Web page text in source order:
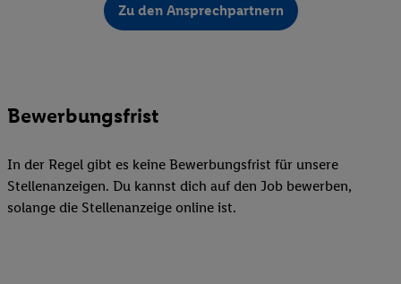
Zu den Ansprechpartnern
Bewerbungsfrist
In der Regel gibt es keine Bewerbungsfrist für unsere
Stellenanzeigen. Du kannst dich auf den Job bewerben,
solange die Stellenanzeige online ist.